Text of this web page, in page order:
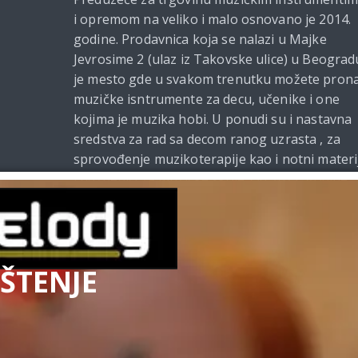
i opremom na veliko i malo osnovano je 2014.
godine. Prodavnica koja se nalazi u Majke
Jevrosime 2 (ulaz iz Takovske ulice) u
je mesto gde u svakom trenutku možete
muzičke isntrumente za decu, učenike i one
kojima je muzika hobi. U ponudi su i nastavna
sredstva za rad sa decom ranog uzrasta , za
sprovođenje muzikoterapije kao i notni
i udžbenici za muzičke škole. Od 2021. godine
Beomelody se bavi i izdavačkom delatnošću.
Kupovina na sajtu obavlja se u